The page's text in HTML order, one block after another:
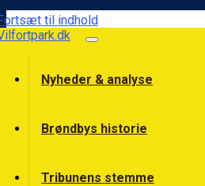
til indhold
Nyheder & analyse
Brøndbys historie
Tribunens stemme